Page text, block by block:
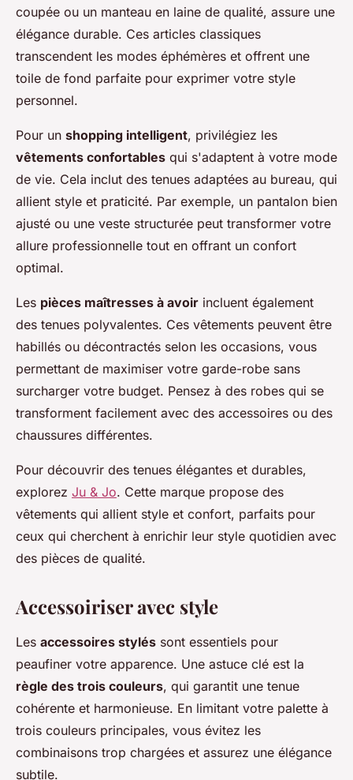
coupée ou un manteau en laine de qualité, assure une
élégance durable. Ces articles classiques
transcendent les modes éphémères et offrent une
toile de fond parfaite pour exprimer votre style
personnel.
Pour un shopping intelligent, privilégiez les
vêtements confortables qui s'adaptent à votre mode
de vie. Cela inclut des tenues adaptées au bureau, qui
allient style et praticité. Par exemple, un pantalon bien
ajusté ou une veste structurée peut transformer votre
allure professionnelle tout en offrant un confort
optimal.
Les pièces maîtresses à avoir incluent également
des tenues polyvalentes. Ces vêtements peuvent être
habillés ou décontractés selon les occasions, vous
permettant de maximiser votre garde-robe sans
surcharger votre budget. Pensez à des robes qui se
transforment facilement avec des accessoires ou des
chaussures différentes.
Pour découvrir des tenues élégantes et durables,
explorez Ju & Jo. Cette marque propose des
vêtements qui allient style et confort, parfaits pour
ceux qui cherchent à enrichir leur style quotidien avec
des pièces de qualité.
Accessoiriser avec style
Les accessoires stylés sont essentiels pour
peaufiner votre apparence. Une astuce clé est la
règle des trois couleurs, qui garantit une tenue
cohérente et harmonieuse. En limitant votre palette à
trois couleurs principales, vous évitez les
combinaisons trop chargées et assurez une élégance
subtile.